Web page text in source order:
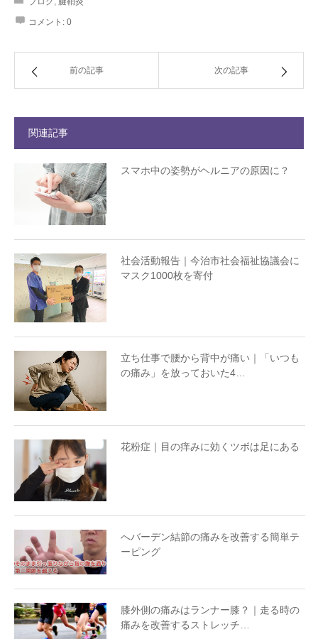
コメント: 0
前の記事 次の記事
関連記事
スマホ中の姿勢がヘルニアの原因に？
社会活動報告｜今治市社会福祉協議会に
マスク1000枚を寄付
立ち仕事で腰から背中が痛い｜「いつも
の痛み」を放っておいた4…
花粉症｜目の痒みに効くツボは足にある
へバーデン結節の痛みを改善する簡単テ
ーピング
膝外側の痛みはランナー膝？｜走る時の
痛みを改善するストレッチ…